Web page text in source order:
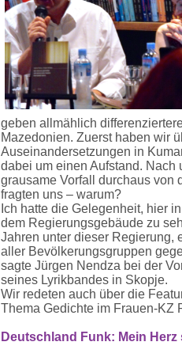
geben allmählich
Mazedonien. Zuerst haben wir
Auseinandersetzungen in
dabei um einen Aufstand.
grausame Vorfall durchaus von
fragten uns – warum?
Ich hatte die Gelegenheit, hier
dem Regierungsgebäude zu
Jahren unter dieser Regierung,
aller Bevölkerungsgruppen
sagte Jürgen Nendza bei der
seines Lyrikbandes in Skopje.
Wir redeten auch über die
Thema Gedichte im Frauen-KZ
Deutschland Funk: Mein